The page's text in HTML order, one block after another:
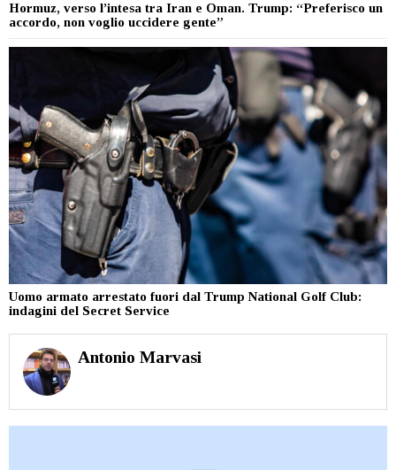
Hormuz, verso l’intesa tra Iran e Oman. Trump: “Preferisco un
accordo, non voglio uccidere gente”
Uomo armato arrestato fuori dal Trump National Golf Club:
indagini del Secret Service
Antonio Marvasi